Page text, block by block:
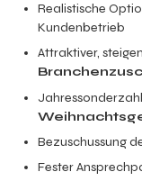
Realistische
Kundenbetrieb
Attraktiver,
Bezuschussung
Fester